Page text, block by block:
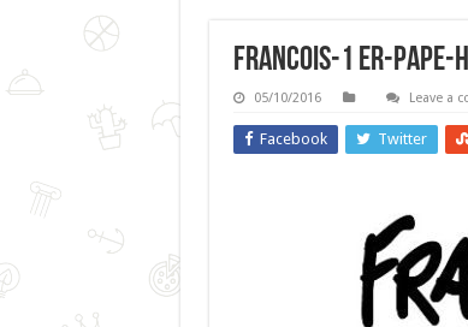
Francois-1 Er-
05/10/2016 Leave a
Facebook Twitter